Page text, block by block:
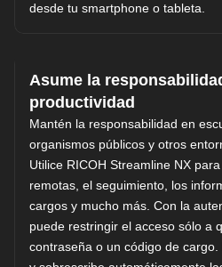
desde tu smartphone o tableta.
Asume la
productividad
Mantén la responsabilidad en
organismos públicos y otros
Utilice RICOH Streamline NX
remotas, el seguimiento, los
cargos y mucho más. Con la
puede restringir el acceso sólo a
contraseña o un código de